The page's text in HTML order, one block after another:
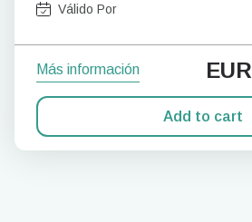
Válido Por
Más información EUR
Add to cart